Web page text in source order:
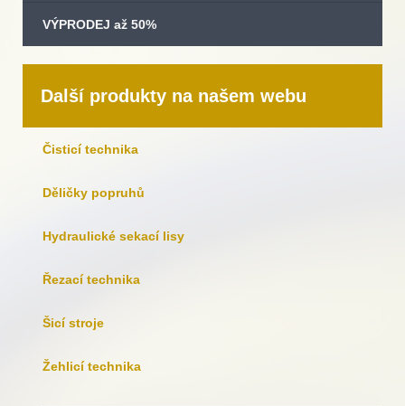
VÝPRODEJ až 50%
Další produkty na našem webu
Čisticí technika
Děličky popruhů
Hydraulické sekací lisy
Řezací technika
Šicí stroje
Žehlicí technika